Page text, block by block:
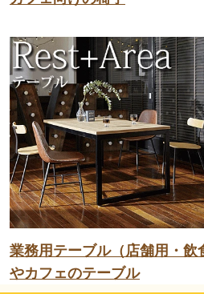
業務用テーブル（店舗用・飲
やカフェのテーブル